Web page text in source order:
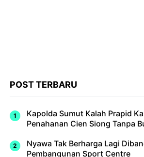
POST TERBARU
Kapolda Sumut Kalah Prapid
Penahanan Cien Siong Tanpa
Nyawa Tak Berharga Lagi
Pembangunan Sport Centre